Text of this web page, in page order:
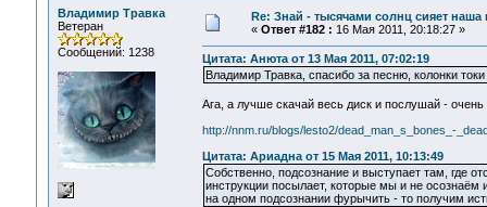
Владимир Травка
Ветеран
Сообщений: 1238
Re: Знай - тысячами солнц сияет наша
« Ответ #182 : 16 Мая 2011, 20:18:27 »
Цитата: Анюта от 13 Мая 2011, 07:02:19
Владимир Травка, спасибо за песню, колонки
Ага, а лучше скачай весь диск и послушай -
http://nnm.ru/blogs/lesto2/dead_man_s_bones_-
Цитата: Ариадна от 15 Мая 2011, 10:13:49
Собственно, подсознание и выступает там, где
инструкции посылает, которые мы и не осознаём
на одном подсознании фурычить - то получим